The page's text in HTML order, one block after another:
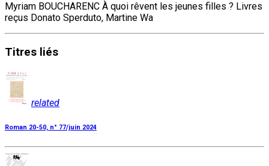
Myriam BOUCHARENC À quoi rêvent les jeunes filles ? Livres
reçus Donato Sperduto, Martine Wa
Titres liés
related
Roman 20-50, n° 77/juin 2024